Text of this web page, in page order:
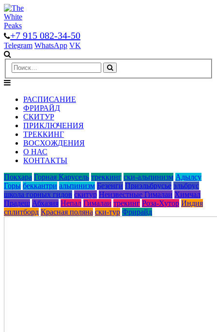
+7 915 082-34-50
Telegram WhatsApp VK
РАСПИСАНИЕ
ФРИРАЙД
СКИТУР
ПРИКЛЮЧЕНИЯ
ТРЕККИНГ
ВОСХОЖДЕНИЯ
О НАС
КОНТАКТЫ
Покхара Горная Карусель треккинг ски-альпинизм Адылcу
Горы беккантри альпинизм Безенги Приэльбрусье эльбрус
школа горных гидов скитур Неизвестные Гималаи Химчал
Прадеш Абхазия Непал Гималаи трекинг Роза-Хутор Индия
сплитборд Красная поляна ски-тур Фрирайд